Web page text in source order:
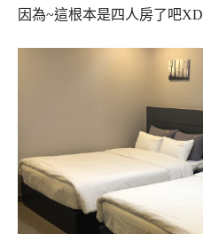
因為~這根本是四人房了吧XD